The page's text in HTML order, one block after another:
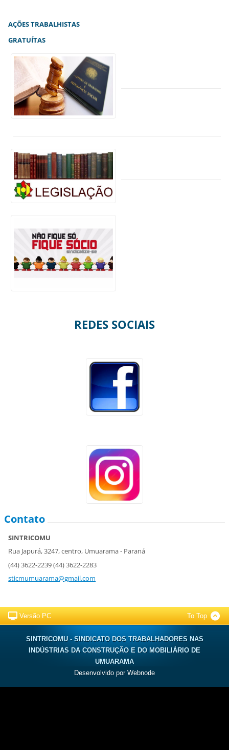
AÇÕES TRABALHISTAS
GRATUÍTAS
REDES SOCIAIS
Contato
SINTRICOMU
Rua Japurá, 3247, centro, Umuarama - Paraná
(44) 3622-2239 (44) 3622-2283
sticmumuarama@gmail.com
Versão PC To Top
SINTRICOMU - SINDICATO DOS TRABALHADORES NAS
INDÚSTRIAS DA CONSTRUÇÃO E DO MOBILIÁRIO DE
UMUARAMA
Desenvolvido por Webnode